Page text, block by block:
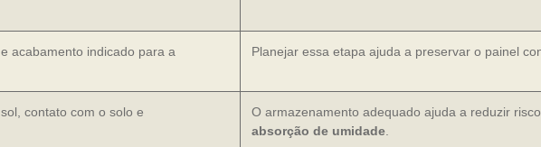
acabamento indicado para a
Planejar essa etapa ajuda a preservar o painel
contato com o solo e
O armazenamento adequado ajuda a reduzir
absorção de umidade